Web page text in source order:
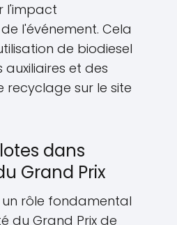
l'impact
l'événement. Cela
de biodiesel
auxiliaires et des
recyclage sur le site
dans
Grand Prix
un rôle fondamental
du Grand Prix de